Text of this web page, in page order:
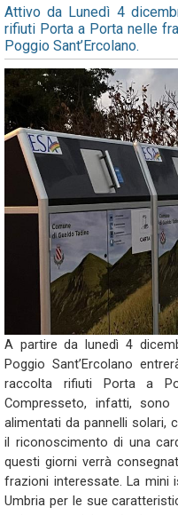
Attivo da Lunedì 4
rifiuti Porta a Porta nelle
Poggio Sant’Ercolano.
A partire da lunedì 4
Poggio Sant’Ercolano
raccolta rifiuti Porta a
Compresseto, infatti,
alimentati da pannelli solari,
il riconoscimento di una
questi giorni verrà
frazioni interessate. La mini
Umbria per le sue